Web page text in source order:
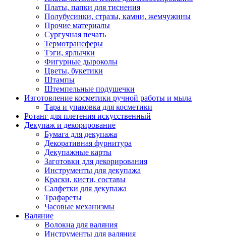
Платы, папки для тиснения
Полубусинки, стразы, камни, жемчужины
Прочие материалы
Сургучная печать
Термотрансферы
Тэги, ярлычки
Фигурные дыроколы
Цветы, букетики
Штампы
Штемпельные подушечки
Изготовление косметики ручной работы и мыла
Тара и упаковка для косметики
Ротанг для плетения искусственный
Декупаж и декорирование
Бумага для декупажа
Декоративная фурнитура
Декупажные карты
Заготовки для декорирования
Инструменты для декупажа
Краски, кисти, составы
Салфетки для декупажа
Трафареты
Часовые механизмы
Валяние
Волокна для валяния
Инструменты для валяния